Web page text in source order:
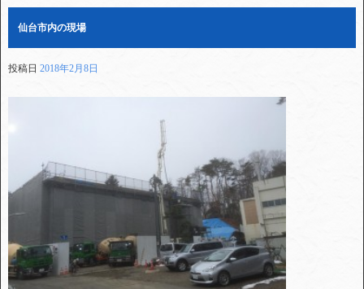
仙台市内の現場
投稿日 2018年2月8日